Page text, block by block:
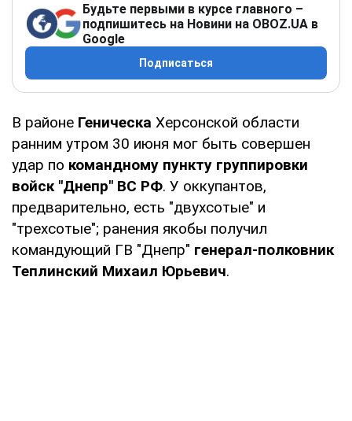
Будьте первыми в курсе главного –
подпишитесь на Новини на OBOZ.UA в
Google
Подписаться
В районе Геническа Херсонской области
ранним утром 30 июня мог быть совершен
удар по командному пункту группировки
войск "Днепр" ВС РФ. У оккупантов,
предварительно, есть "двухсотые" и
"трехсотые"; ранения якобы получил
командующий ГВ "Днепр" генерал-полковник
Теплинский Михаил Юрьевич.